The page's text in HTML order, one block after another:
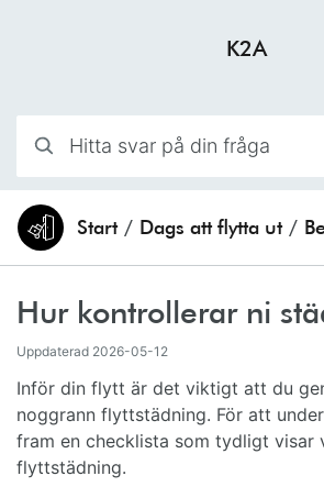
K2A
Du är här:Start / Dags att flytta ut /
Hur kontrollerar ni
Uppdaterad 2026-05-12
Inför din flytt är det viktigt att du
noggrann flyttstädning. För att
fram en checklista som tydligt visar
flyttstädning.